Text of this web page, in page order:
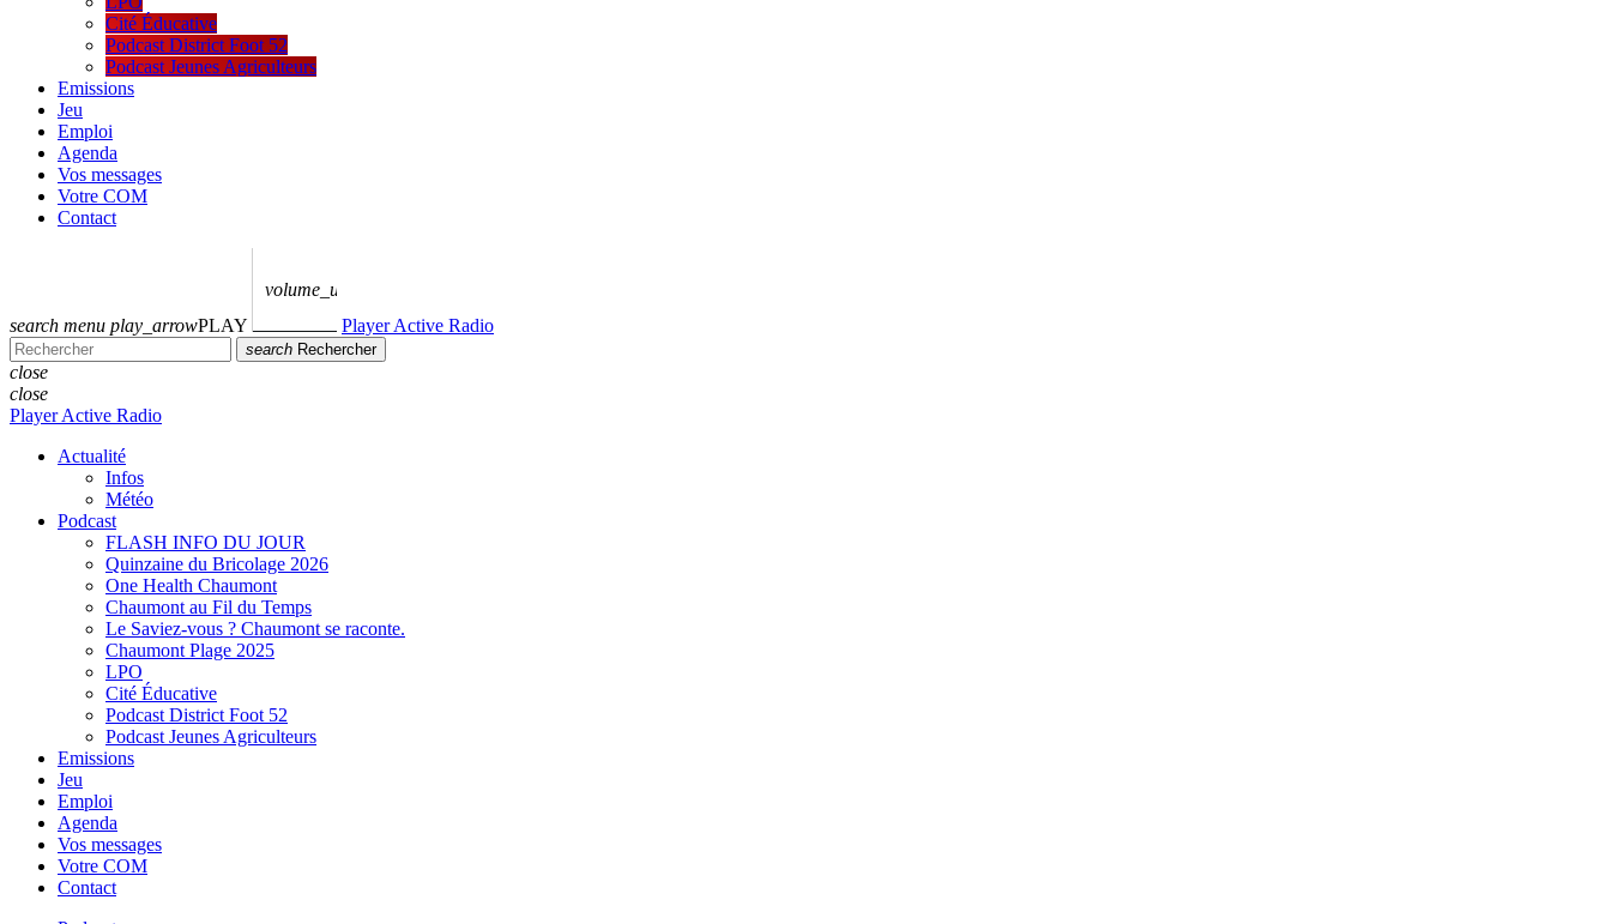
Cité Éducative
Podcast District Foot 52
Podcast Jeunes Agriculteurs
Emissions
Jeu
Emploi
Agenda
Vos messages
Votre COM
Contact
search menu play_arrowPLAY
volume_up
Player Active Radio
search Rechercher
close
close
Player Active Radio
Actualité
Infos
Météo
Podcast
FLASH INFO DU JOUR
Quinzaine du Bricolage 2026
One Health Chaumont
Chaumont au Fil du Temps
Le Saviez-vous ? Chaumont se raconte.
Chaumont Plage 2025
LPO
Cité Éducative
Podcast District Foot 52
Podcast Jeunes Agriculteurs
Emissions
Jeu
Emploi
Agenda
Vos messages
Votre COM
Contact